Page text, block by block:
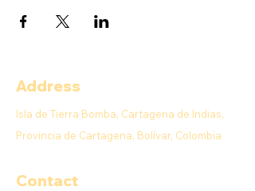
Address
Isla de Tierra Bomba, Cartagena de Indias,
Provincia de Cartagena, Bolívar, Colombia
Contact